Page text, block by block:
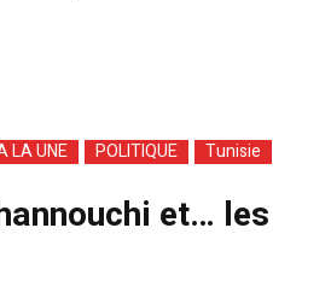
LA UNE POLITIQUE Tunisie
et… les